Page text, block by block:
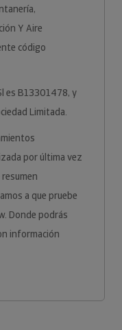
Y Aire
código
es B13301478, y
Limitada.
por última vez
a que pruebe
Donde podrás
información